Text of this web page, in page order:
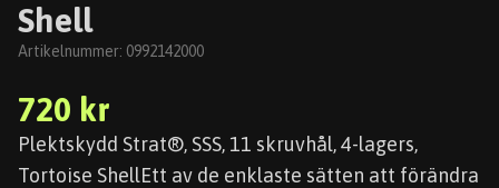
Shell
Artikelnummer: 0992142000
720 kr
Plektskydd Strat®, SSS, 11 skruvhål, 4-lagers,
Tortoise ShellEtt av de enklaste sätten att förändra